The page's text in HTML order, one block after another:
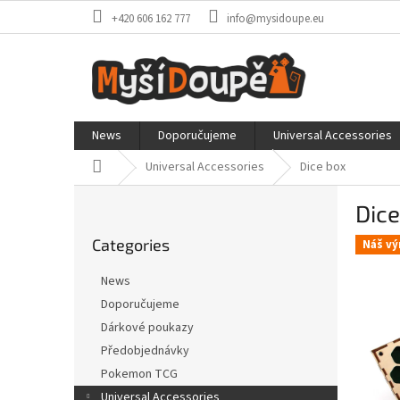
+420 606 162 777 info@mysidoupe.eu
News Doporučujeme Universal Accessories
Home Universal Accessories Dice box
categories
Categories
News
Doporučujeme
Dárkové poukazy
Předobjednávky
Pokemon TCG
Náš